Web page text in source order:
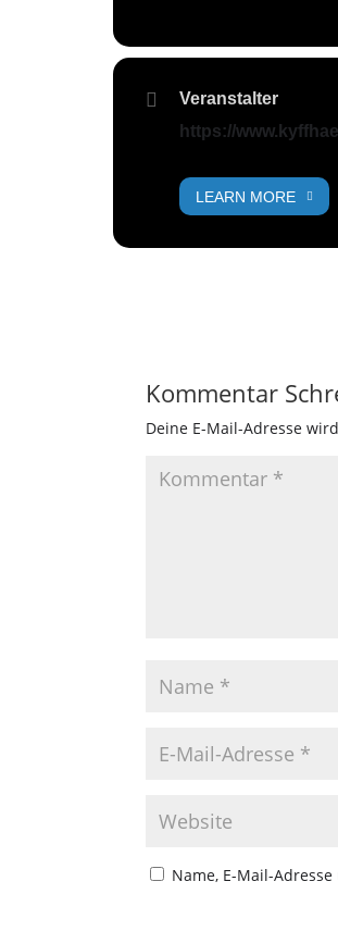
Veranstalter
https://
LEARN MORE
Kommentar
Deine E-Mail-Adresse
Name, E-Mail-